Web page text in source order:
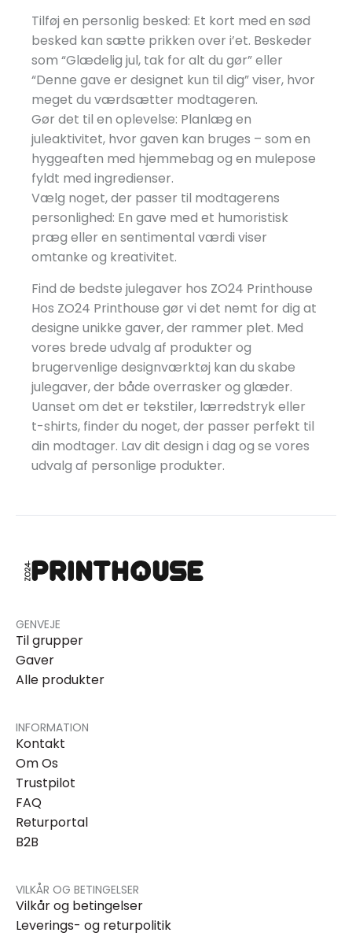
Tilføj en personlig besked: Et kort med en sød
besked kan sætte prikken over i’et. Beskeder
som “Glædelig jul, tak for alt du gør” eller
“Denne gave er designet kun til dig” viser, hvor
meget du værdsætter modtageren.
Gør det til en oplevelse: Planlæg en
juleaktivitet, hvor gaven kan bruges – som en
hyggeaften med hjemmebag og en mulepose
fyldt med ingredienser.
Vælg noget, der passer til modtagerens
personlighed: En gave med et humoristisk
præg eller en sentimental værdi viser
omtanke og kreativitet.
Find de bedste julegaver hos ZO24 Printhouse
Hos ZO24 Printhouse gør vi det nemt for dig at
designe unikke gaver, der rammer plet. Med
vores brede udvalg af produkter og
brugervenlige designværktøj kan du skabe
julegaver, der både overrasker og glæder.
Uanset om det er tekstiler, lærredstryk eller
t-shirts, finder du noget, der passer perfekt til
din modtager. Lav dit design i dag og se vores
udvalg af personlige produkter.
GENVEJE
Til grupper
Gaver
Alle produkter
INFORMATION
Kontakt
Om Os
Trustpilot
FAQ
Returportal
B2B
VILKÅR OG BETINGELSER
Vilkår og betingelser
Leverings- og returpolitik